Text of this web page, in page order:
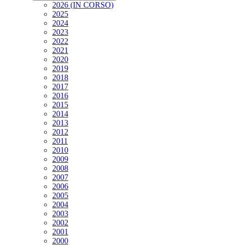
2026 (IN CORSO)
2025
2024
2023
2022
2021
2020
2019
2018
2017
2016
2015
2014
2013
2012
2011
2010
2009
2008
2007
2006
2005
2004
2003
2002
2001
2000